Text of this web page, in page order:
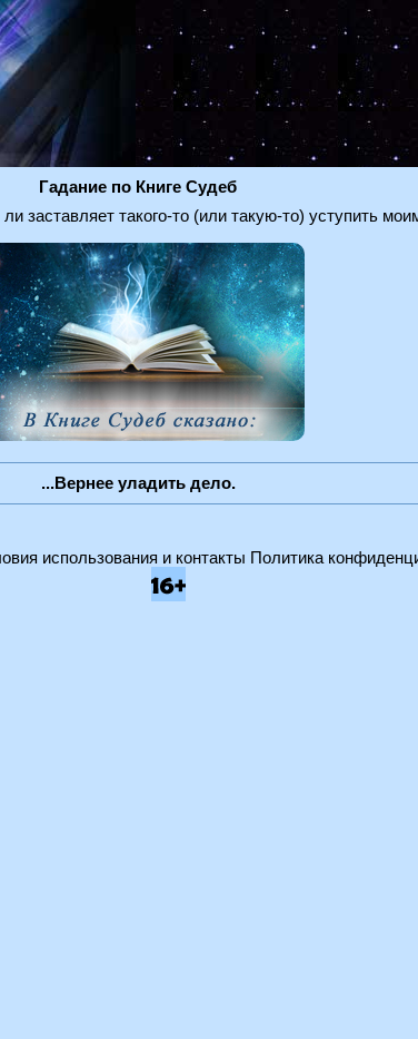
Гадание по Книге Судеб
заставляет такого-то (или такую-то) уступить
...Вернее уладить дело.
использования и контакты Политика